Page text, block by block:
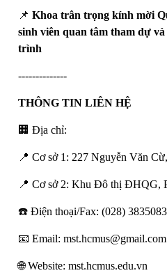
📌Khoa trân trọng kính mời
sinh viên quan tâm tham dự
trình
--------------
THÔNG TIN LIÊN HỆ
🏢 Địa chỉ:
📍 Cơ sở 1: 227 Nguyễn Văn
📍 Cơ sở 2: Khu Đô thị ĐHQG,
☎️ Điện thoại/Fax: (028)
📧 Email: mst.hcmus@gmail.com
🌐 Website: mst.hcmus.edu.vn